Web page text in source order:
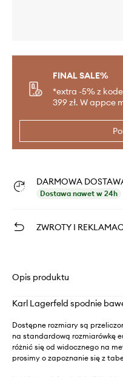
FINAL SALE%
*extra -5% z
399 zł. W appce
DARMOWA
Dostawa nawet w 24h
ZWROTY I
Opis produktu
Karl Lagerfeld spodnie
Dostępne rozmiary są
na standardową rozmiarówkę
różnić się od widocznego na
prosimy o zapoznanie się z